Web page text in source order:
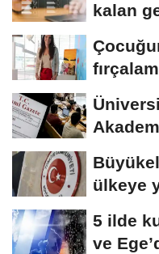
kalan
ülkeye
5 ilde
ve